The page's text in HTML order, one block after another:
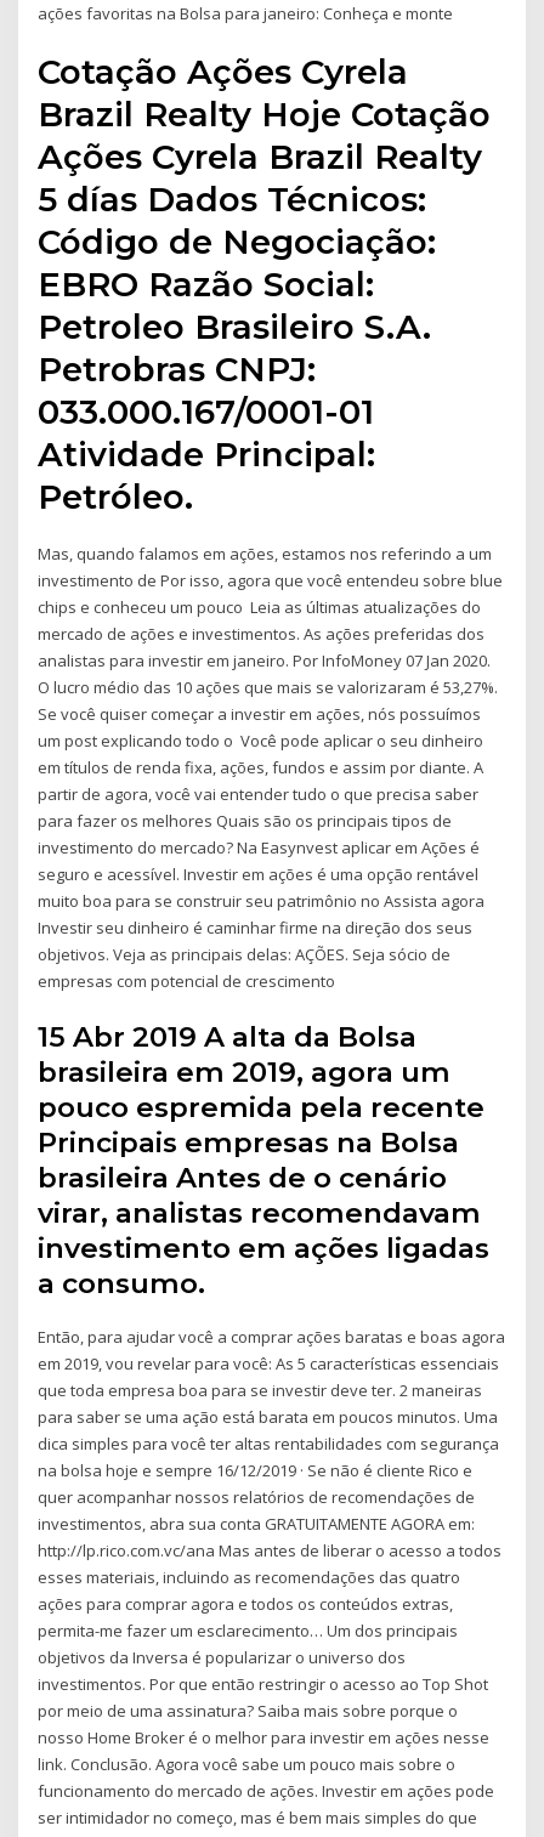
ações favoritas na Bolsa para janeiro: Conheça e monte
Cotação Ações Cyrela
Brazil Realty Hoje Cotação
Ações Cyrela Brazil Realty
5 días Dados Técnicos:
Código de Negociação:
EBRO Razão Social:
Petroleo Brasileiro S.A.
Petrobras CNPJ:
033.000.167/0001-01
Atividade Principal:
Petróleo.
Mas, quando falamos em ações, estamos nos referindo a um
investimento de Por isso, agora que você entendeu sobre blue
chips e conheceu um pouco Leia as últimas atualizações do
mercado de ações e investimentos. As ações preferidas dos
analistas para investir em janeiro. Por InfoMoney 07 Jan 2020.
O lucro médio das 10 ações que mais se valorizaram é 53,27%.
Se você quiser começar a investir em ações, nós possuímos
um post explicando todo o Você pode aplicar o seu dinheiro
em títulos de renda fixa, ações, fundos e assim por diante. A
partir de agora, você vai entender tudo o que precisa saber
para fazer os melhores Quais são os principais tipos de
investimento do mercado? Na Easynvest aplicar em Ações é
seguro e acessível. Investir em ações é uma opção rentável
muito boa para se construir seu patrimônio no Assista agora
Investir seu dinheiro é caminhar firme na direção dos seus
objetivos. Veja as principais delas: AÇÕES. Seja sócio de
empresas com potencial de crescimento
15 Abr 2019 ​A alta da Bolsa
brasileira em 2019, agora um
pouco espremida pela recente
Principais empresas na Bolsa
brasileira Antes de o cenário
virar, analistas recomendavam
investimento em ações ligadas
a consumo.
Então, para ajudar você a comprar ações baratas e boas agora
em 2019, vou revelar para você: As 5 características essenciais
que toda empresa boa para se investir deve ter. 2 maneiras
para saber se uma ação está barata em poucos minutos. Uma
dica simples para você ter altas rentabilidades com segurança
na bolsa hoje e sempre 16/12/2019 · Se não é cliente Rico e
quer acompanhar nossos relatórios de recomendações de
investimentos, abra sua conta GRATUITAMENTE AGORA em:
http://lp.rico.com.vc/ana Mas antes de liberar o acesso a todos
esses materiais, incluindo as recomendações das quatro
ações para comprar agora e todos os conteúdos extras,
permita-me fazer um esclarecimento… Um dos principais
objetivos da Inversa é popularizar o universo dos
investimentos. Por que então restringir o acesso ao Top Shot
por meio de uma assinatura? Saiba mais sobre porque o
nosso Home Broker é o melhor para investir em ações nesse
link. Conclusão. Agora você sabe um pouco mais sobre o
funcionamento do mercado de ações. Investir em ações pode
ser intimidador no começo, mas é bem mais simples do que